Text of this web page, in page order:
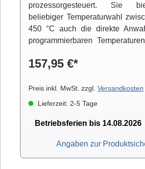
prozessorgesteuert. Sie
beliebiger Temperaturwahl
450 °C auch die direkte
programmierbaren
zwischen verschiedenen
Standby- und die Auto-Power-
großes, gut ablesbares LC-
Lötspitzentemperatur. Das
ein schnelles Erreichen der
und bietet eine große
157,95 €*
Preis inkl. MwSt. zzgl. Versandkosten
Lieferzeit: 2-5 Tage
Betriebsferien bis 14.08.2026
Angaben zur